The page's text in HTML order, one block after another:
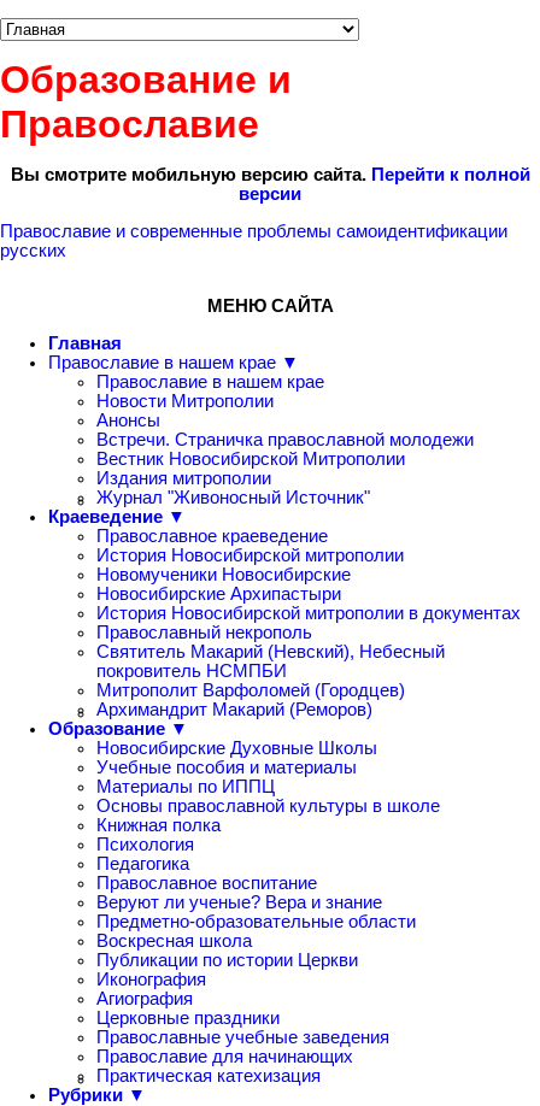
Образование и
Православие
Вы смотрите мобильную версию сайта. Перейти к полной
версии
Православие и современные проблемы самоидентификации
русских
МЕНЮ САЙТА
Главная
Православие в нашем крае ▼
Православие в нашем крае
Новости Митрополии
Анонсы
Встречи. Страничка православной молодежи
Вестник Новосибирской Митрополии
Издания митрополии
Журнал "Живоносный Источник"
Краеведение ▼
Православное краеведение
История Новосибирской митрополии
Новомученики Новосибирские
Новосибирские Архипастыри
История Новосибирской митрополии в документах
Православный некрополь
Святитель Макарий (Невский), Небесный
покровитель НСМПБИ
Митрополит Варфоломей (Городцев)
Архимандрит Макарий (Реморов)
Образование ▼
Новосибирские Духовные Школы
Учебные пособия и материалы
Материалы по ИППЦ
Основы православной культуры в школе
Книжная полка
Психология
Педагогика
Православное воспитание
Веруют ли ученые? Вера и знание
Предметно-образовательные области
Воскресная школа
Публикации по истории Церкви
Иконография
Агиография
Церковные праздники
Православные учебные заведения
Православие для начинающих
Практическая катехизация
Рубрики ▼